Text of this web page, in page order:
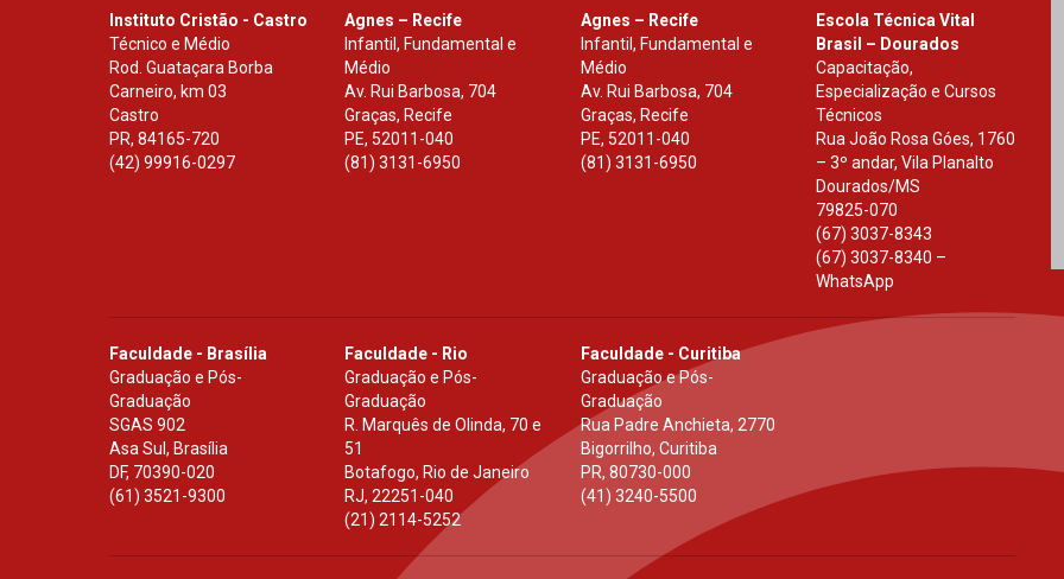
Instituto Cristão - Castro
Técnico e Médio
Rod. Guataçara Borba
Carneiro, km 03
Castro
PR, 84165-720
(42) 99916-0297
Agnes – Recife
Infantil, Fundamental e
Médio
Av. Rui Barbosa, 704
Graças, Recife
PE, 52011-040
(81) 3131-6950
Agnes – Recife
Infantil, Fundamental e
Médio
Av. Rui Barbosa, 704
Graças, Recife
PE, 52011-040
(81) 3131-6950
Escola Técnica Vital
Brasil – Dourados
Capacitação,
Especialização e Cursos
Técnicos
Rua João Rosa Góes, 1760
– 3º andar, Vila Planalto
Dourados/MS
79825-070
(67) 3037-8343
(67) 3037-8340 –
WhatsApp
Faculdade - Brasília
Graduação e Pós-
Graduação
SGAS 902
Asa Sul, Brasília
DF, 70390-020
(61) 3521-9300
Faculdade - Rio
Graduação e Pós-
Graduação
R. Marquês de Olinda, 70 e
51
Botafogo, Rio de Janeiro
RJ,22251-040
(21) 2114-5252
Faculdade - Curitiba
Graduação e Pós-
Graduação
Rua Padre Anchieta, 2770
Bigorrilho, Curitiba
PR, 80730-000
(41) 3240-5500